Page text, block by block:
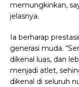
memungkinkan,
jelasnya.
Ia berharap
generasi muda.
dikenal luas, dan
menjadi atlet,
dikenal di seluruh